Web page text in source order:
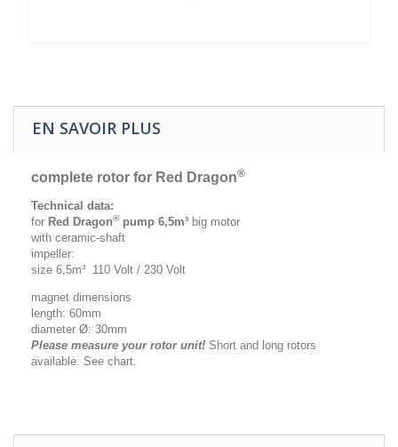
EN SAVOIR PLUS
complete rotor for Red Dragon®
Technical data:
for Red Dragon®pump 6,5m³ big motor
with ceramic-shaft
impeller:
size 6,5m³ 110 Volt / 230 Volt
magnet dimensions
length: 60mm
diameter Ø: 30mm
Please measure your rotor unit! Short and long rotors
available. See chart.